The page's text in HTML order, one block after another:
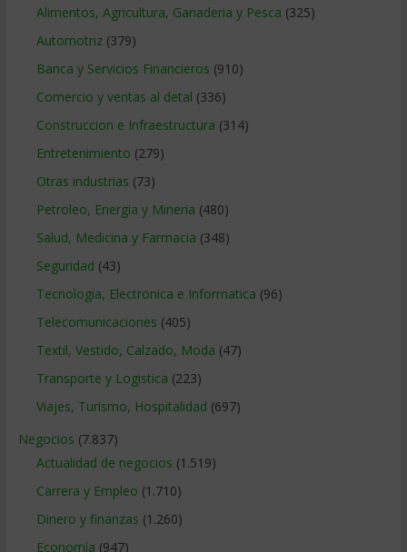
Alimentos, Agricultura, Ganaderia y Pesca (325)
Automotriz(379)
Banca y Servicios Financieros (910)
Comercio y ventas al detal (336)
Construccion e Infraestructura (314)
Entretenimiento (279)
Otras industrias (73)
Petroleo, Energia y Mineria (480)
Salud, Medicina y Farmacia (348)
Seguridad (43)
Tecnologia, Electronica e Informatica (96)
Telecomunicaciones (405)
Textil, Vestido, Calzado, Moda (47)
Transporte y Logistica (223)
Viajes, Turismo, Hospitalidad (697)
Negocios (7.837)
Actualidad de negocios (1.519)
Carrera y Empleo (1.710)
Dinero y finanzas (1.260)
Economía (947)